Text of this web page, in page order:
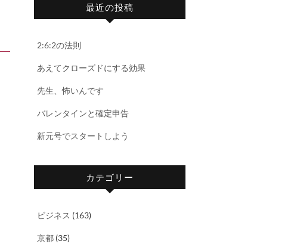
最近の投稿
2:6:2の法則
あえてクローズドにする効果
先生、怖いんです
バレンタインと確定申告
新元号でスタートしよう
カテゴリー
ビジネス (163)
京都 (35)